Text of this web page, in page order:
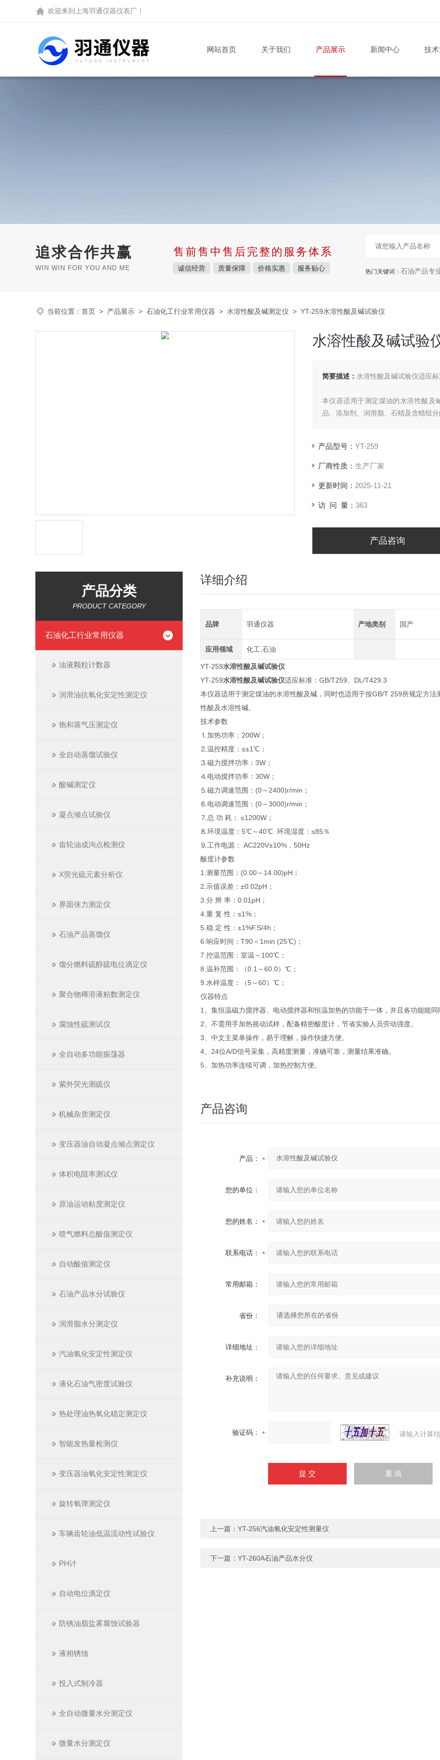
欢迎来到 上海羽通仪器仪表厂 ！
网站首页 关于我们 产品展示 新闻中心 技
追求合作共赢
WIN WIN FOR YOU AND ME
售前售中售后完整的服务体系
诚信经营 质量保障 价格实惠 服务贴心 热门关键词： 石油产品专
当前位置： 首页 > 产品展示 > 石油化工行业常用仪器 > 水溶性酸及碱测定仪 > YT-259水溶性酸及碱试验仪
水溶性酸及碱试验
简要描述： 水溶性酸及碱试验仪适应
本仪器适用于测定煤油的水溶性酸及
品、添加剂、润滑脂、石蜡及含蜡组
产品型号： YT-259
厂商性质： 生产厂家
更新时间： 2025-11-21
访 问 量： 363
产品咨询
产品分类
PRODUCT CATEGORY
石油化工行业常用仪器
油液颗粒计数器
润滑油抗氧化安定性测定仪
饱和蒸气压测定仪
全自动蒸馏试验仪
酸碱测定仪
凝点倾点试验仪
齿轮油成沟点检测仪
X荧光硫元素分析仪
界面张力测定仪
石油产品蒸馏仪
馏分燃料硫醇硫电位滴定仪
聚合物稀溶液粘数测定仪
腐蚀性硫测试仪
全自动多功能振荡器
紫外荧光测硫仪
机械杂质测定仪
变压器油自动凝点倾点测定仪
体积电阻率测试仪
原油运动粘度测定仪
喷气燃料总酸值测定仪
自动酸值测定仪
石油产品水分试验仪
润滑脂水分测定仪
汽油氧化安定性测定仪
液化石油气密度试验仪
热处理油热氧化稳定测定仪
智能发热量检测仪
变压器油氧化安定性测定仪
旋转氧弹测定仪
车辆齿轮油低温流动性试验仪
PH计
自动电位滴定仪
防锈油脂盐雾腐蚀试验器
液相锈蚀
投入式制冷器
全自动微量水分测定仪
微量水分测定仪
详细介绍
品牌 羽通仪器 产地类别 国产
应用领域 化工,石油
YT-259水溶性酸及碱试验仪
YT-259水溶性酸及碱试验仪适应标准：GB/T259、DL/T429.3
本仪器适用于测定煤油的水溶性酸及碱，同时也适用于按GB/T 259所规定方
性酸及水溶性碱。
技术参数
⒈加热功率：200W；
⒉温控精度：≤±1℃；
⒊磁力搅拌功率：3W；
⒋电动搅拌功率：30W；
⒌磁力调速范围：(0～2400)r/min；
⒍电动调速范围：(0～3000)r/min；
⒎总 功 耗： ≤1200W；
⒏环境温度：5℃～40℃ 环境湿度：≤85％
⒐工作电源： AC220V±10%，50Hz
酸度计参数
1.测量范围：(0.00～14.00)pH；
2.示值误差：±0.02pH；
3.分 辨 率：0.01pH；
4.重 复 性：≤1%；
5.稳 定 性：±1%F.S/4h；
6.响应时间：T90＜1min (25℃)；
7.控温范围：室温～100℃；
8.温补范围：（0.1～60.0）℃；
9.水样温度：（5～60）℃；
仪器特点
1、集恒温磁力搅拌器、电动搅拌器和恒温加热的功能于一体，并且各功能能同
2、不需用手加热摇动试样，配备精密酸度计，节省实验人员劳动强度。
3、中文主菜单操作，易于理解，操作快捷方便。
4、24位A/D信号采集，高精度测量，准确可靠，测量结果准确。
5、加热功率连续可调，加热控制方便。
产品咨询
产品：
您的单位：
您的姓名：
联系电话：
常用邮箱：
省份：
详细地址：
补充说明：
验证码： 请输入计算
上一篇： YT-256汽油氧化安定性测量仪
下一篇： YT-260A石油产品水分仪